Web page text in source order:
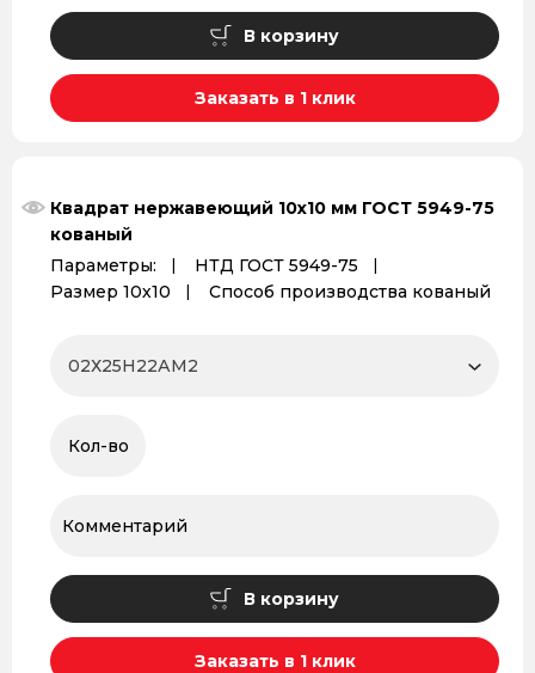
В корзину
Заказать в 1 клик
Квадрат нержавеющий 10х10 мм ГОСТ 5949-75
кованый
Параметры:
НТД ГОСТ 5949-75
Размер 10х10
Способ производства кованый
В корзину
Заказать в 1 клик